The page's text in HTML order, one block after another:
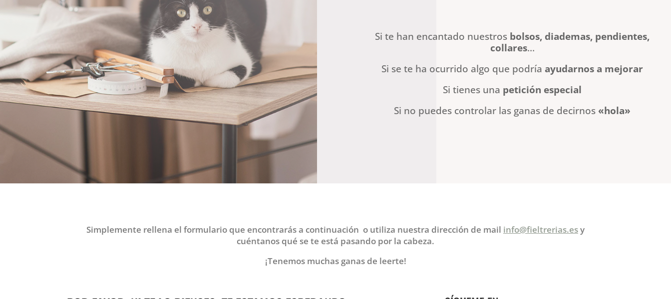
Si te han encantado nuestros bolsos, diademas, pendientes,
collares…
Si se te ha ocurrido algo que podría ayudarnos a mejorar
Si tienes una petición especial
Si no puedes controlar las ganas de decirnos «hola»
Simplemente rellena el formulario que encontrarás a continuación o utiliza nuestra dirección de mail info@fieltrerias.esy
cuéntanos qué se te está pasando por la cabeza.
¡Tenemos muchas ganas de leerte!